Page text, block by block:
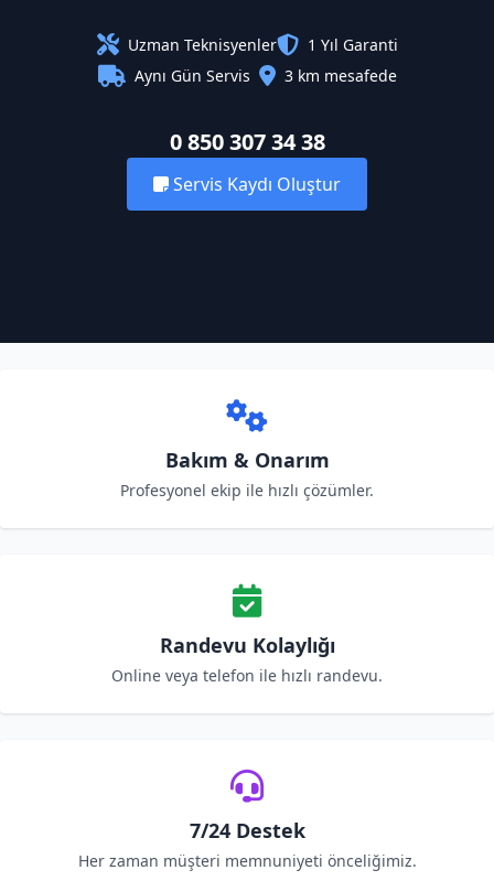
Uzman Teknisyenler
1 Yıl Garanti
Aynı Gün Servis
3 km mesafede
0 850 307 34 38
Servis Kaydı Oluştur
Bakım & Onarım
Profesyonel ekip ile hızlı çözümler.
Randevu Kolaylığı
Online veya telefon ile hızlı randevu.
7/24 Destek
Her zaman müşteri memnuniyeti önceliğimiz.